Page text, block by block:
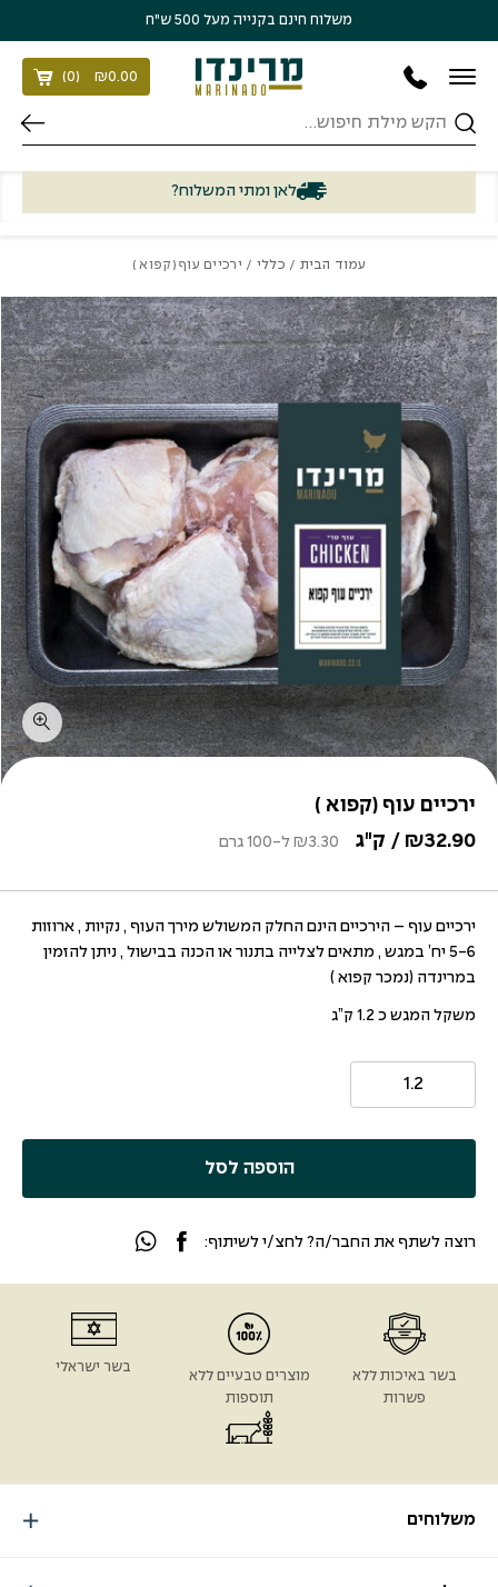
משלוח חינם בקנייה מעל 500 ש״ח
חיפוש
₪0.00
(
0
)
לאן ומתי המשלוח?
עמוד הבית / כללי / ירכיים עוף (קפוא )
ירכיים עוף (קפוא )
₪32.90 / ק"ג ₪3.30 ל-100 גרם
ירכיים עוף – הירכיים הינם החלק המשולש מירך העוף , נקיות , ארוזות
5-6 יח’ במגש , מתאים לצלייה בתנור או הכנה בבישול , ניתן להזמין
במרינדה (נמכר קפוא )
משקל המגש כ 1.2 ק”ג
כמות ירכיים עוף (קפוא )
הוספה לסל
משלוחים
רוצה לשתף את החבר/ה? לחצ/י לשיתוף:
בשר באיכות ללא
פשרות
מוצרים טבעיים ללא
תוספות
בשר ישראלי